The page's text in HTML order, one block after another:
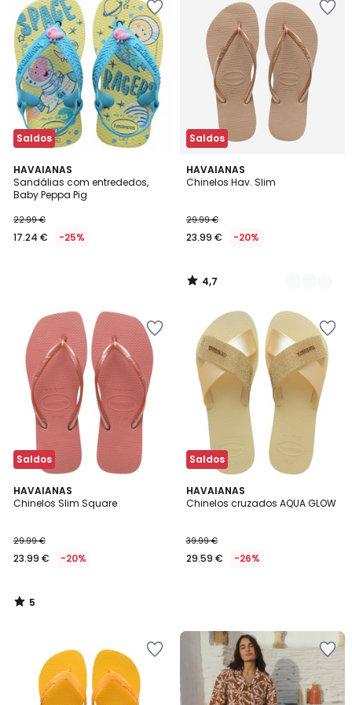
Saldos
HAVAIANAS
Sandálias com entrededos,
Baby Peppa Pig
22.99 €
17.24 € -25%
Saldos
HAVAIANAS
Chinelos Hav. Slim
29.99 €
23.99 € -20%
4,7
/ 5
2
Cores
4,7
/
Saldos
HAVAIANAS
Chinelos Slim Square
29.99 €
23.99 € -20%
5
/
5
/
Saldos
HAVAIANAS
Chinelos cruzados AQUA GLOW
39.99 €
29.59 € -26%